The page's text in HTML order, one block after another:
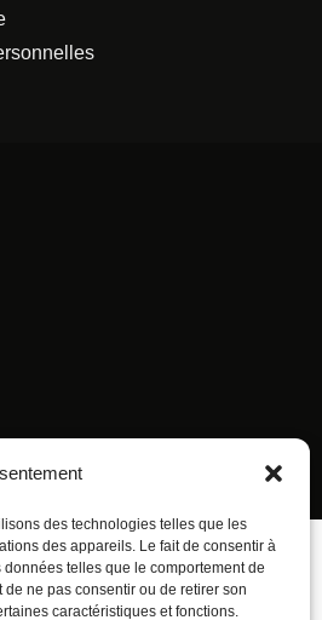
des technologies telles que les
des appareils. Le fait de consentir à
telles que le comportement de
ne pas consentir ou de retirer son
caractéristiques et fonctions.